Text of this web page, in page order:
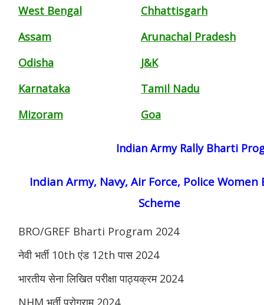
West Bengal
Chhattisgarh
Assam
Arunachal Pradesh
Odisha
J&K
Karnataka
Tamil Nadu
Mizoram
Goa
Indian Army Rally Bharti
Indian Army, Navy, Air Force, Police Women
Scheme
BRO/GREF Bharti Program 2024
नेवी भर्ती 10th एंड 12th पास 2024
भारतीय सेना लिखित परीक्षा पाठ्यक्रम 2024
NHM भर्ती प्रोग्राम 2024